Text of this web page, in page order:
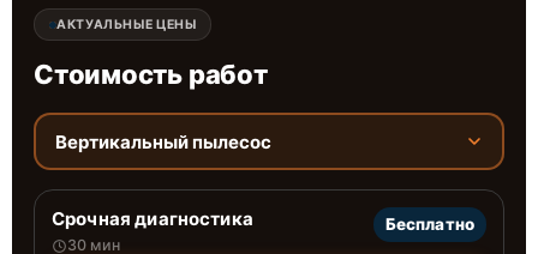
АКТУАЛЬНЫЕ ЦЕНЫ
Стоимость работ
Вертикальный пылесос
Срочная диагностика
30 мин
Бесплатно